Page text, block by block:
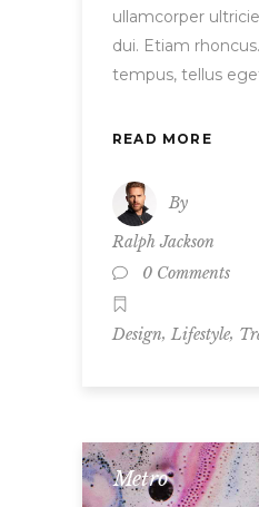
ullamcorper
dui. Etiam
tempus, tellus
READ MORE
By
Ralph Jackson
0 Comments
Design, Lifestyle,
Metro